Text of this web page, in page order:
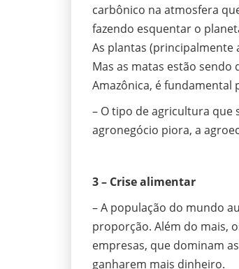
carbônico na atmosfera
fazendo esquentar o
As plantas (principalmente
Mas as matas estão
Amazônica, é fundamental
– O tipo de agricultura que
agronegócio piora, a
3 – Crise alimentar
– A população do mundo
proporção. Além do mais,
empresas, que dominam
ganharem mais dinheiro.